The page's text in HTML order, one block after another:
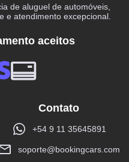
de aluguel de automóveis,
e atendimento excepcional.
aceitos
Contato
+54 9 11 35645891
soporte@bookingcars.com